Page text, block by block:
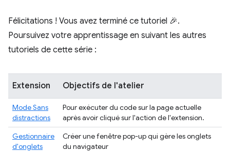
Félicitations ! Vous avez terminé ce tutoriel 🎉.
Poursuivez votre apprentissage en suivant les autres
tutoriels de cette série :
Extension Objectifs de l'atelier
Mode Sans
distractions
Pour exécuter du code sur la page actuelle
après avoir cliqué sur l'action de l'extension.
Gestionnaire
d'onglets
Créer une fenêtre pop-up qui gère les onglets
du navigateur